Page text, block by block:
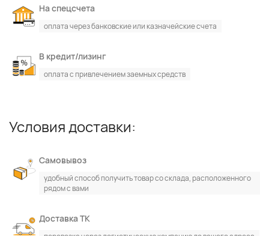
На спецсчета
оплата через банковские или казначейские счета
В кредит/лизинг
оплата с привлечением заемных средств
Условия доставки:
Самовывоз
удобный способ получить товар со склада, расположенного
рядом с вами
Доставка ТК